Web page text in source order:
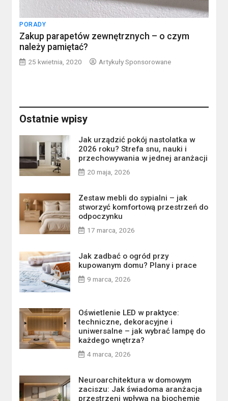
PORADY
Zakup parapetów zewnętrznych – o czym
należy pamiętać?
25 kwietnia, 2020 Artykuły Sponsorowane
Ostatnie wpisy
Jak urządzić pokój nastolatka w
2026 roku? Strefa snu, nauki i
przechowywania w jednej aranżacji
20 maja, 2026
Zestaw mebli do sypialni – jak
stworzyć komfortową przestrzeń do
odpoczynku
17 marca, 2026
Jak zadbać o ogród przy
kupowanym domu? Plany i prace
9 marca, 2026
Oświetlenie LED w praktyce:
techniczne, dekoracyjne i
uniwersalne – jak wybrać lampę do
każdego wnętrza?
4 marca, 2026
Neuroarchitektura w domowym
zaciszu: Jak świadoma aranżacja
przestrzeni wpływa na biochemię